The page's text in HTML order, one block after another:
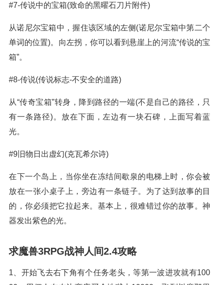
#7-传说中的宝箱(致命的黑曜石刀片附件)
从诺尼尔宝箱中，握住该区域的左侧(诺尼尔宝箱中第二个
单词的位置)。向左拐，你可以看到悬崖上的河流“传说的宝
箱”。
#8-传说(传说标志-不安全的道路)
从“传奇宝箱”转身，降到路径的一端(不是自己的路径，只
有一条路径)。放在下面，左边有一块石碑，上面写着蓝
光。
#9旧物日出虚幻(克瓦希尔诗)
在下一个岛上，当你坐在冻结间歇泉的电梯上时，你会被
放在一张小桌子上，旁边有一条链子。为了达到故事的目
的，你必须把它拉起来。基本上，很难错过你的故事。神
器发出紫色的光。
求魔兽3RPG战神人间2.4攻略
1、开始飞去右下角有个任务老头，等第一波进攻就有100